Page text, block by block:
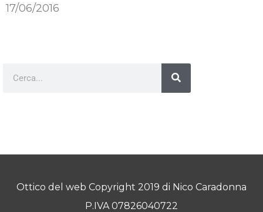
17/06/2016
Ottico del web Copyright 2019 di Nico Caradonna
P.IVA 07826040722